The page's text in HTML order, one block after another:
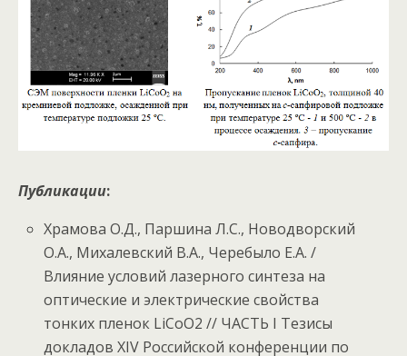
Публикации:
Храмова О.Д., Паршина Л.С., Новодворский
О.А., Михалевский В.А., Черебыло Е.А. /
Влияние условий лазерного синтеза на
оптические и электрические свойства
тонких пленок LiCoO2 // ЧАСТЬ I Тезисы
докладов XIV Российской конференции по